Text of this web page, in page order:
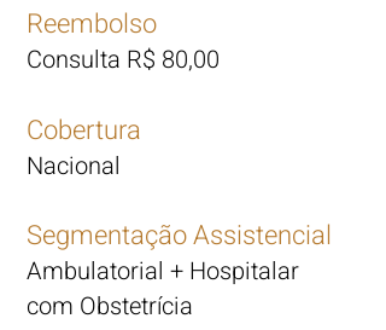
Reembolso
Consulta R$ 80,00
Cobertura
Nacional
Segmentação Assistencial
Ambulatorial + Hospitalar
com Obstetrícia